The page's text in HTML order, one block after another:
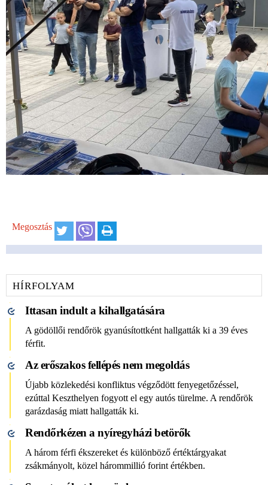
Megosztás
HÍRFOLYAM
Ittasan indult a kihallgatására
A gödöllői rendőrök gyanúsítottként hallgatták ki a 39 éves
férfit.
Az erőszakos fellépés nem megoldás
Újabb közlekedési konfliktus végződött fenyegetőzéssel,
ezúttal Keszthelyen fogyott el egy autós türelme. A rendőrök
garázdaság miatt hallgatták ki.
Rendőrkézen a nyíregyházi betörők
A három férfi ékszereket és különböző értéktárgyakat
zsákmányolt, közel hárommillió forint értékben.